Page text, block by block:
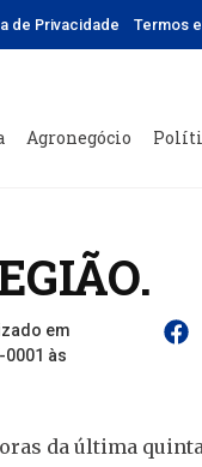
de Privacidade Termos
Agronegócio
em
às
da última